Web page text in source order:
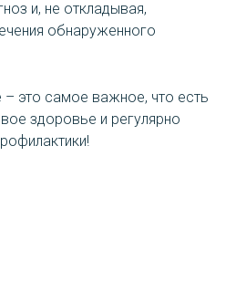
и, не откладывая,
обнаруженного
– это самое важное, что есть
здоровье и регулярно